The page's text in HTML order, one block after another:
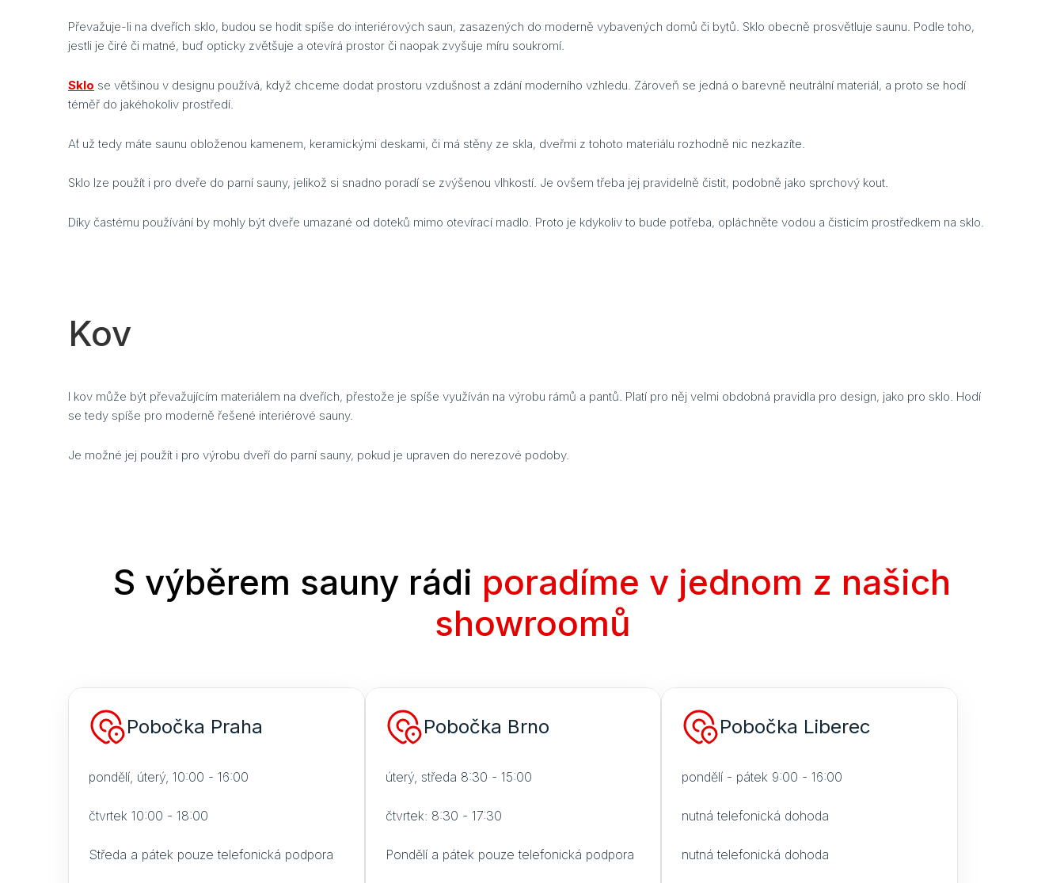
Převažuje-li na dveřích sklo, budou se hodit spíše do interiérových saun, zasazených do moderně vybavených domů či bytů. Sklo obecně prosvětluje saunu. Podle toho,
jestli je čiré či matné, buď opticky zvětšuje a otevírá prostor či naopak zvyšuje míru soukromí.
Sklo se většinou v designu používá, když chceme dodat prostoru vzdušnost a zdání moderního vzhledu. Zároveň se jedná o barevně neutrální materiál, a proto se hodí
téměř do jakéhokoliv prostředí.
Ať už tedy máte saunu obloženou kamenem, keramickými deskami, či má stěny ze skla, dveřmi z tohoto materiálu rozhodně nic nezkazíte.
Sklo lze použít i pro dveře do parní sauny, jelikož si snadno poradí se zvýšenou vlhkostí. Je ovšem třeba jej pravidelně čistit, podobně jako sprchový kout.
Díky častému používání by mohly být dveře umazané od doteků mimo otevírací madlo. Proto je kdykoliv to bude potřeba, opláchněte vodou a čisticím prostředkem na sklo.
Kov
I kov může být převažujícím materiálem na dveřích, přestože je spíše využíván na výrobu rámů a pantů. Platí pro něj velmi obdobná pravidla pro design, jako pro sklo. Hodí
se tedy spíše pro moderně řešené interiérové sauny.
Je možné jej použít i pro výrobu dveří do parní sauny, pokud je upraven do nerezové podoby.
S výběrem sauny rádi poradíme v jednom z našich
showroomů
Pobočka Praha
pondělí, úterý, 10:00 - 16:00
čtvrtek 10:00 - 18:00
Středa a pátek pouze telefonická podpora
Pobočka Brno
úterý, středa 8:30 - 15:00
čtvrtek: 8:30 - 17:30
Pondělí a pátek pouze telefonická podpora
Pobočka Liberec
pondělí - pátek 9:00 - 16:00
nutná telefonická dohoda
nutná telefonická dohoda